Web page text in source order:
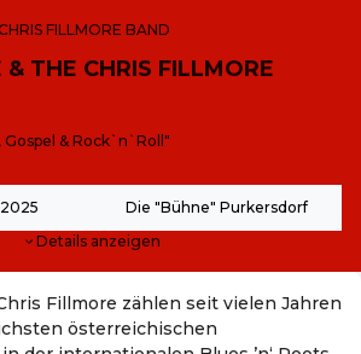
FILLMORE BAND
& THE CHRIS FILLMORE
Gospel & Rock`n`Roll"
Die "Bühne" Purkersdorf
Details anzeigen
Fillmore zählen seit vielen Jahren
österreichischen